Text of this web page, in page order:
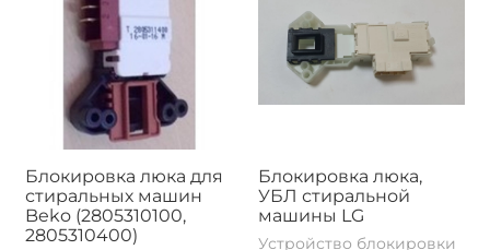
Блокировка люка для
стиральных машин
Beko (2805310100,
2805310400)
Блокировка люка,
УБЛ стиральной
машины LG
Устройство блокировки